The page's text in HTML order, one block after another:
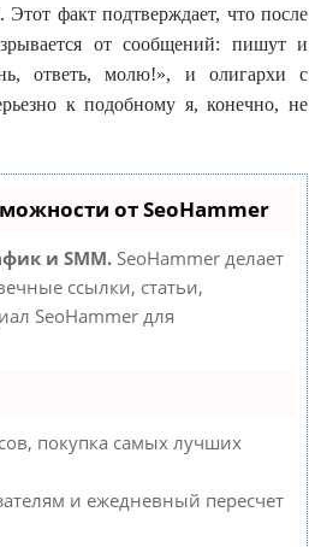
Этот факт подтверждает, что после
от сообщений: пишут и
ответь, молю!», и олигархи с
к подобному я, конечно, не
от SeoHammer
и SMM. SeoHammer делает
ссылки, статьи,
SeoHammer для
покупка самых лучших
и ежедневный пересчет